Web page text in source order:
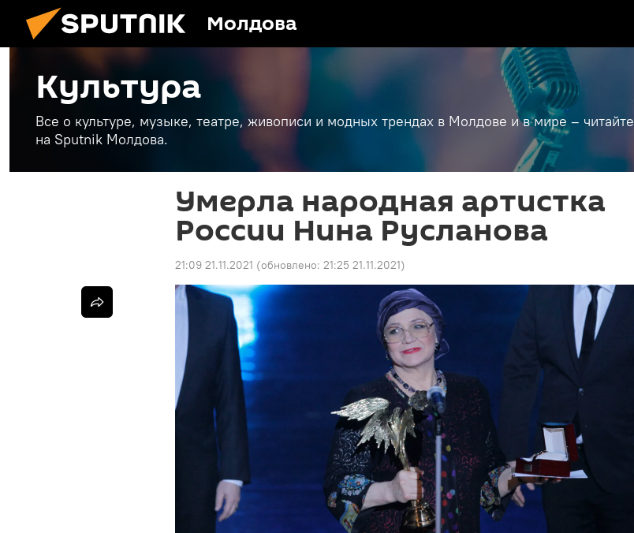
Молдова
Культура
Все о культуре, музыке, театре, живописи и модных трендах в Молдове и в мире – читайте
на Sputnik Молдова.
Умерла народная артистка
России Нина Русланова
21:09 21.11.2021 (обновлено: 21:25 21.11.2021)